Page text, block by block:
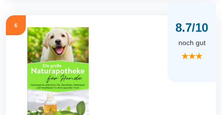
6 8.7/10
noch gut
★★★